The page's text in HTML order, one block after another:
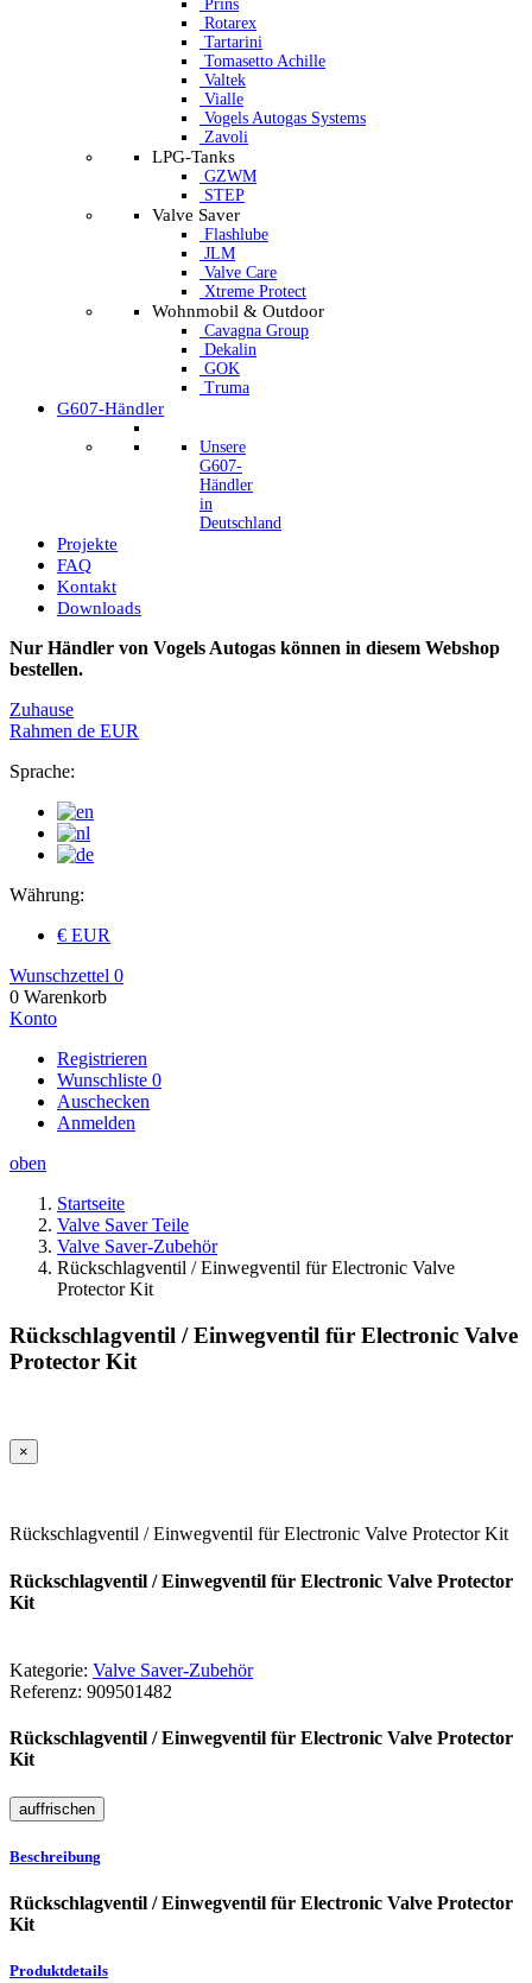
Prins
Rotarex
Tartarini
Tomasetto Achille
Valtek
Vialle
Vogels Autogas Systems
Zavoli
LPG-Tanks
GZWM
STEP
Valve Saver
Flashlube
JLM
Valve Care
Xtreme Protect
Wohnmobil & Outdoor
Cavagna Group
Dekalin
GOK
Truma
G607-Händler
Unsere
G607-
Händler
in
Deutschland
Projekte
FAQ
Kontakt
Downloads
Nur Händler von Vogels Autogas können in diesem Webshop
bestellen.
Zuhause
Rahmen de EUR
Sprache:
Währung:
€ EUR
Wunschzettel 0
0 Warenkorb
Konto
Registrieren
Wunschliste 0
Auschecken
Anmelden
oben
Startseite
Valve Saver Teile
Valve Saver-Zubehör
Rückschlagventil / Einwegventil für Electronic Valve
Protector Kit
Rückschlagventil / Einwegventil für Electronic Valve
Protector Kit
×
Rückschlagventil / Einwegventil für Electronic Valve Protector Kit
Rückschlagventil / Einwegventil für Electronic Valve Protector
Kit
Kategorie: Valve Saver-Zubehör
Referenz: 909501482
Rückschlagventil / Einwegventil für Electronic Valve Protector
Kit
Beschreibung
Rückschlagventil / Einwegventil für Electronic Valve Protector
Kit
Produktdetails